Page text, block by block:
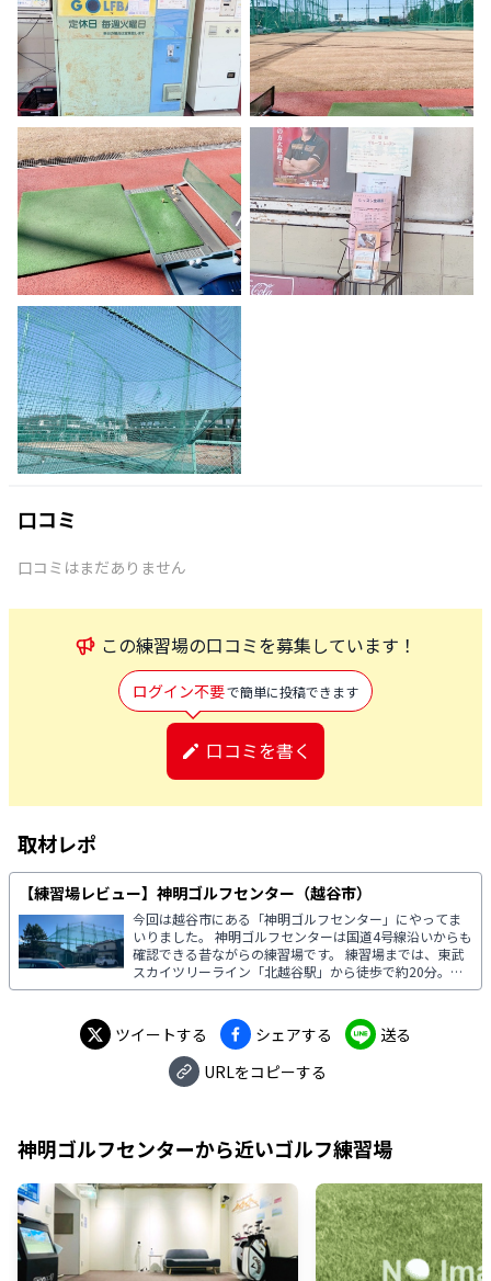
口コミ
口コミはまだありません
この練習場の口コミを募集しています！
ログイン不要で簡単に投稿できます
口コミを書く
取材レポ
【練習場レビュー】神明ゴルフセンター（越谷市）
今回は越谷市にある「神明ゴルフセンター」にやってま
いりました。 神明ゴルフセンターは国道4号線沿いからも
確認できる昔ながらの練習場です。 練習場までは、東武
スカイツリーライン「北越谷駅」から徒歩で約20分。
「越谷駅」からはバスを利用して「神明二丁目」徒歩3分
は受付をしなくても自由に行き来できる理由には、入場
料が関係します。
ツイートする シェアする
送る
URLをコピーする
神明ゴルフセンターから近いゴルフ練習場